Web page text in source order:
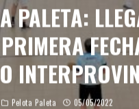
PALETA:
Pelota Paleta 05/05/2022